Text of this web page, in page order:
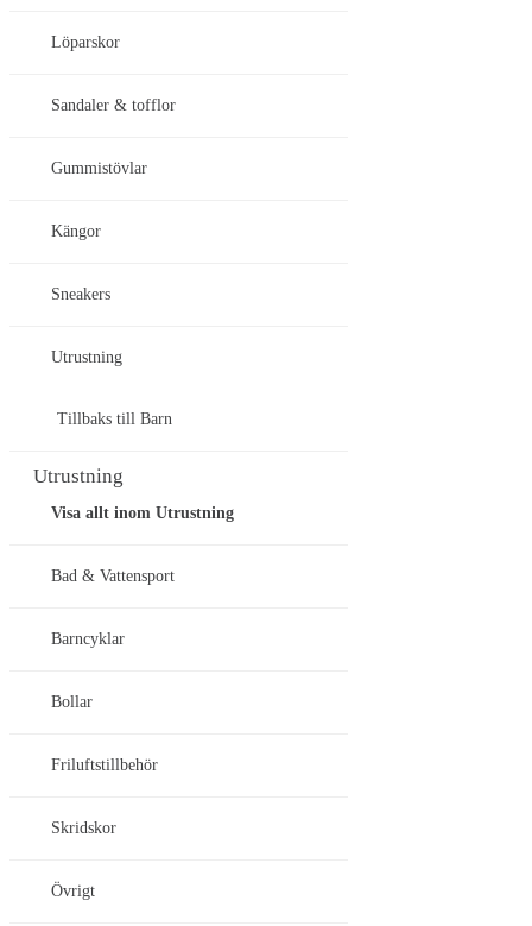
Löparskor
Sandaler & tofflor
Gummistövlar
Kängor
Sneakers
Utrustning
Tillbaks till Barn
Utrustning
Visa allt inom Utrustning
Bad & Vattensport
Barncyklar
Bollar
Friluftstillbehör
Skridskor
Övrigt